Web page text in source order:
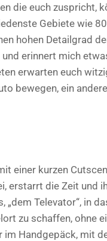
die euch zuspricht,
Gebiete wie
hohen Detailgrad
erinnert mich
erwarten euch
bewegen, ein
einer kurzen
erstarrt die Zeit und
Televator“, in
zu schaffen, ohne
Handgepäck, mit